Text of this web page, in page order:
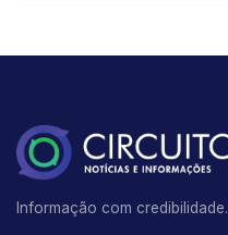
Informação com credibilidade.